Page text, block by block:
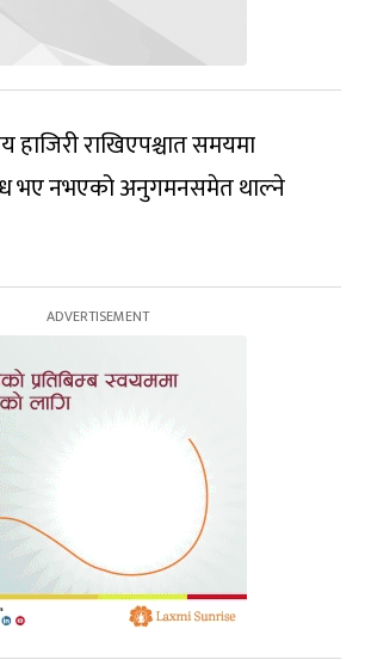
हाजिरी राखिएपश्चात समयमा
भए नभएको अनुगमनसमेत थाल्ने